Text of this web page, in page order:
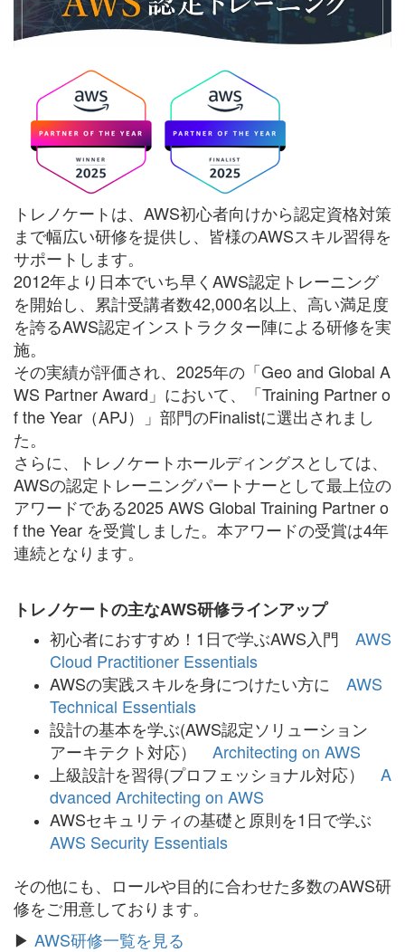
トレノケートは、AWS初心者向けから認定資格対策
まで幅広い研修を提供し、皆様のAWSスキル習得を
サポートします。
2012年より日本でいち早くAWS認定トレーニング
を開始し、累計受講者数42,000名以上、高い満足度
を誇るAWS認定インストラクター陣による研修を実
施。
その実績が評価され、2025年の「Geo and Global A
WS Partner Award」において、「Training Partner o
f the Year（APJ）」部門のFinalistに選出されまし
た。
さらに、トレノケートホールディングスとしては、
AWSの認定トレーニングパートナーとして最上位の
アワードである2025 AWS Global Training Partner o
f the Year を受賞しました。本アワードの受賞は4年
連続となります。
トレノケートの主なAWS研修ラインアップ
初心者におすすめ！1日で学ぶAWS入門 AWS
Cloud Practitioner Essentials
AWSの実践スキルを身につけたい方に AWS
Technical Essentials
設計の基本を学ぶ(AWS認定ソリューション
アーキテクト対応） Architecting on AWS
上級設計を習得(プロフェッショナル対応） A
dvanced Architecting on AWS
AWSセキュリティの基礎と原則を1日で学ぶ
AWS Security Essentials
その他にも、ロールや目的に合わせた多数のAWS研
修をご用意しております。
▶ AWS研修一覧を見る